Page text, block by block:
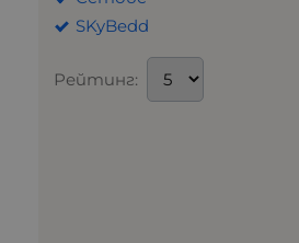
SKyBedd
Рейтинг: